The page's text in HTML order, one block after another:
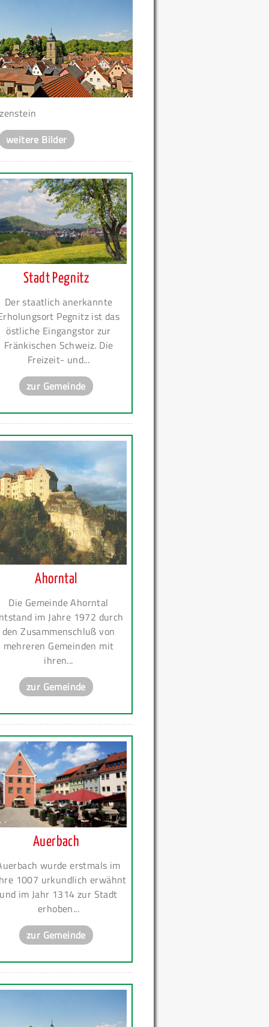
weitere Bilder
Stadt Pegnitz
Der staatlich anerkannte
Pegnitz ist das
östliche Eingangstor zur
Fränkischen Schweiz. Die
Freizeit- und...
zur Gemeinde
Ahorntal
Die Gemeinde Ahorntal
im Jahre 1972 durch
den Zusammenschluß von
mehreren Gemeinden mit
ihren...
zur Gemeinde
Auerbach
wurde erstmals im
1007 urkundlich erwähnt
und im Jahr 1314 zur Stadt
erhoben...
zur Gemeinde